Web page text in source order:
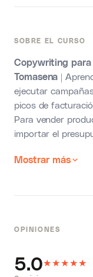
SOBRE EL CURSO
Copywriting
Tomasena |
ejecutar
picos de
Para vender
importar el
Mostrar más
OPINIONES
5.0★★★★★